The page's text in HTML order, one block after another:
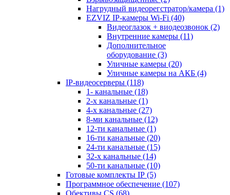
Нагрудный видеорегстратор/камера (1)
EZVIZ IP-камеры Wi-Fi (40)
Видеоглазок + виодеозвонок (2)
Внутренние камеры (11)
Дополнительное
оборудование (3)
Уличные камеры (20)
Уличные камеры на АКБ (4)
IP-видеосерверы (118)
1- канальные (18)
2-х канальные (1)
4-х канальные (27)
8-ми канальные (12)
12-ти канальные (1)
16-ти канальные (20)
24-ти канальные (15)
32-х канальные (14)
50-ти канальные (10)
Готовые комплекты IP (5)
Программное обеспечение (107)
Обективы CS (68)